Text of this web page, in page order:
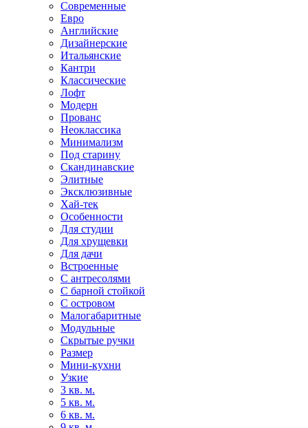
Современные
Евро
Английские
Дизайнерские
Итальянские
Кантри
Классические
Лофт
Модерн
Прованс
Неоклассика
Минимализм
Под старину
Скандинавские
Элитные
Эксклюзивные
Хай-тек
Особенности
Для студии
Для хрущевки
Для дачи
Встроенные
С антресолями
С барной стойкой
С островом
Малогабаритные
Модульные
Скрытые ручки
Размер
Мини-кухни
Узкие
3 кв. м.
5 кв. м.
6 кв. м.